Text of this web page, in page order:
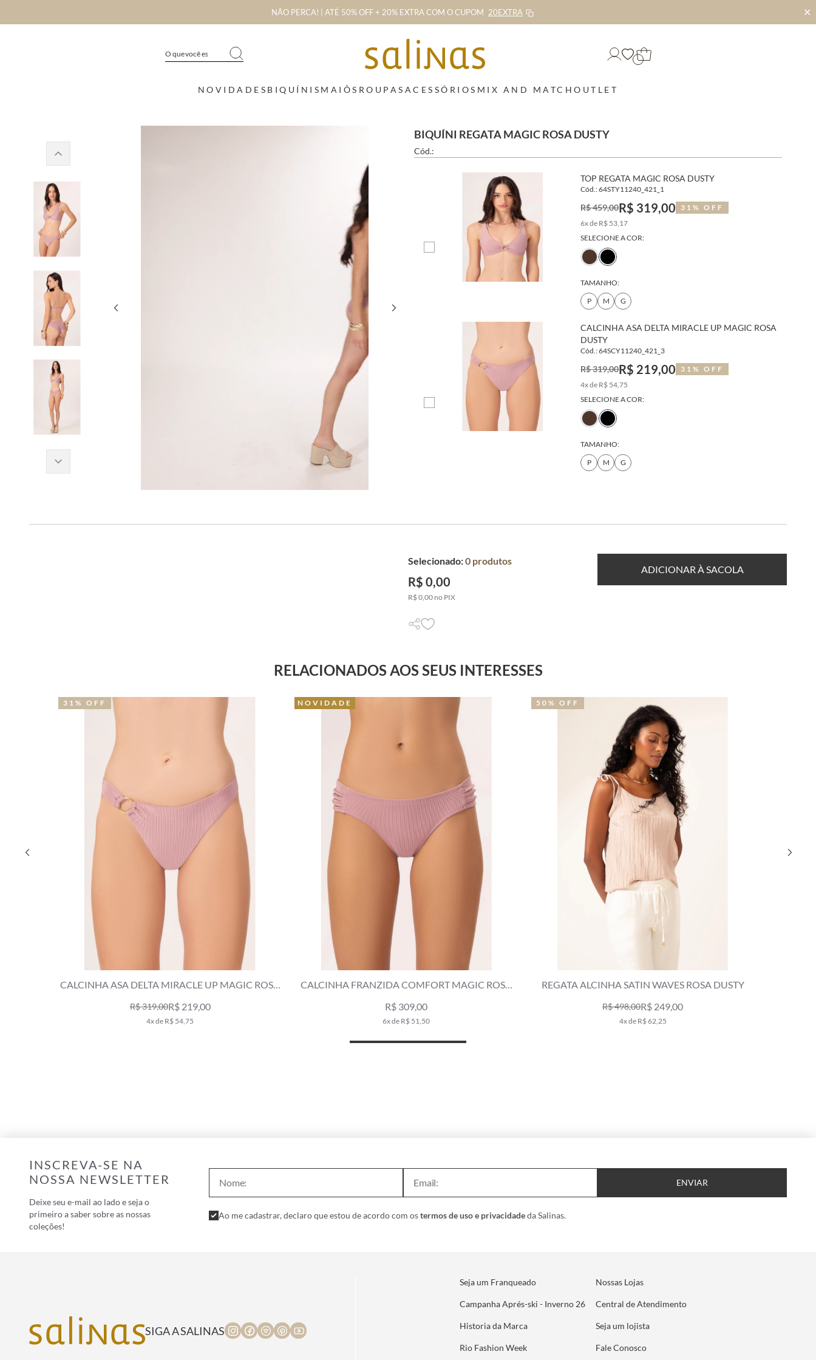
NÃO PERCA! | ATÉ 50% OFF + 20% EXTRA COM O CUPOM 20EXTRA ✕
NOVIDADES BIQUÍNIS MAIÔS ROUPAS ACESSÓRIOS MIX AND MATCHOUTLET
BIQUÍNI REGATA MAGIC ROSA DUSTY
Cód.:
TOP REGATA MAGIC ROSA DUSTY
Cód.: 64STY11240_421_1
R$ 459,00R$ 319,00
31% OFF
6x de R$ 53,17
SELECIONE A COR:
TAMANHO:
P
M G
CALCINHA ASA DELTA MIRACLE UP MAGIC ROSA
DUSTY
Cód.: 64SCY11240_421_3
R$ 319,00R$ 219,00
31% OFF
4x de R$ 54,75
SELECIONE A COR:
TAMANHO:
P
M G
Selecionado:0 produtos
R$ 0,00
R$ 0,00 no PIX
ADICIONAR À SACOLA
RELACIONADOS AOS SEUS INTERESSES
CALCINHA ASA DELTA MIRACLE UP MAGIC ROSA
R$ 319,00R$ 219,00
4x de R$ 54,75
31% OFF
CALCINHA FRANZIDA COMFORT MAGIC ROSA
R$ 309,00
6x de R$ 51,50
NOVIDADE
REGATA ALCINHA SATIN WAVES ROSA DUSTY
R$ 498,00R$ 249,00
4x de R$ 62,25
50% OFF
INSCREVA-SE NA
NOSSA NEWSLETTER
Deixe seu e-mail ao lado e seja o
primeiro a saber sobre as nossas
coleções!
ENVIAR
Ao me cadastrar, declaro que estou de acordo com ostermos de uso e privacidadeda Salinas.
SIGA A SALINAS
Seja um Franqueado
Campanha Aprés-ski - Inverno 26
Historia da Marca
Rio Fashion Week
Nossas Lojas
Central de Atendimento
Seja um lojista
Fale Conosco